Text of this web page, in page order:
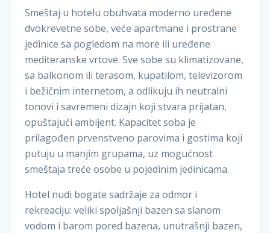
Smeštaj u hotelu obuhvata moderno uređene
dvokrevetne sobe, veće apartmane i prostrane
jedinice sa pogledom na more ili uređene
mediteranske vrtove. Sve sobe su klimatizovane,
sa balkonom ili terasom, kupatilom, televizorom
i bežičnim internetom, a odlikuju ih neutralni
tonovi i savremeni dizajn koji stvara prijatan,
opuštajući ambijent. Kapacitet soba je
prilagođen prvenstveno parovima i gostima koji
putuju u manjim grupama, uz mogućnost
smeštaja treće osobe u pojedinim jedinicama.
Hotel nudi bogate sadržaje za odmor i
rekreaciju: veliki spoljašnji bazen sa slanom
vodom i barom pored bazena, unutrašnji bazen,